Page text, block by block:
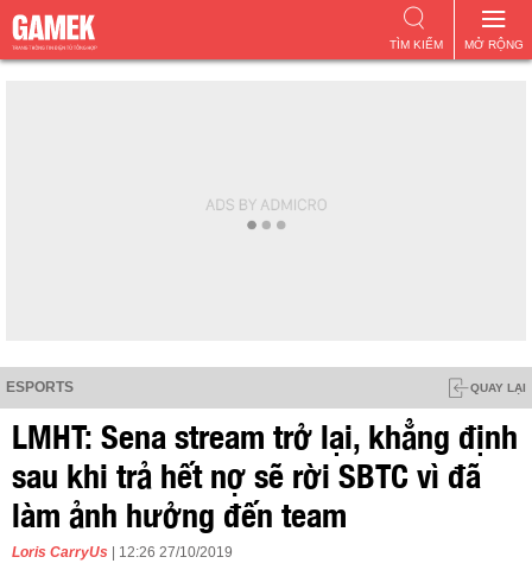
MỞ RỘNG
TÌM KIẾM
ESPORTS QUAY LẠI
LMHT: Sena stream trở lại, khẳng định
sau khi trả hết nợ sẽ rời SBTC vì đã
làm ảnh hưởng đến team
Loris CarryUs | 12:26 27/10/2019